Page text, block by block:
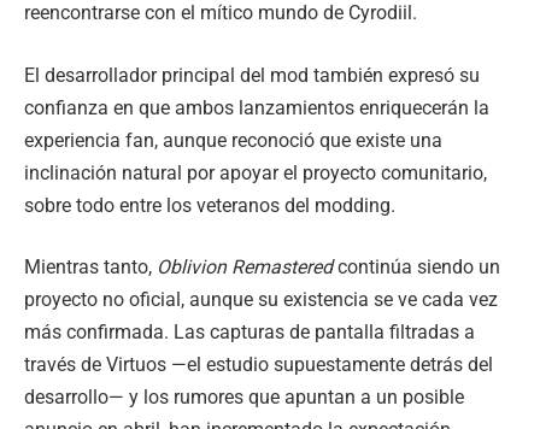
reencontrarse con el mítico mundo de Cyrodiil.
El desarrollador principal del mod también expresó su
confianza en que ambos lanzamientos enriquecerán la
experiencia fan, aunque reconoció que existe una
inclinación natural por apoyar el proyecto comunitario,
sobre todo entre los veteranos del modding.
Mientras tanto, Oblivion Remasteredcontinúa siendo un
proyecto no oficial, aunque su existencia se ve cada vez
más confirmada. Las capturas de pantalla filtradas a
través de Virtuos —el estudio supuestamente detrás del
desarrollo— y los rumores que apuntan a un posible